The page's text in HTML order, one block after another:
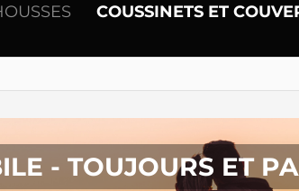
COUSSINETS ET
- TOUJOURS ET